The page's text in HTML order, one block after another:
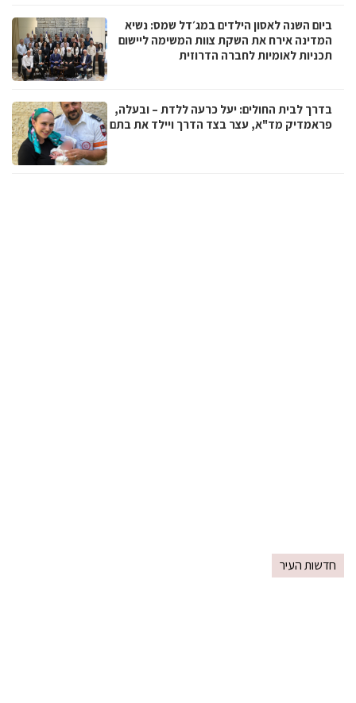
ביום השנה לאסון הילדים במג׳דל שמס: נשיא
המדינה אירח את השקת צוות המשימה ליישום
תכניות לאומיות לחברה הדרוזית
בדרך לבית החולים: יעל כרעה ללדת – ובעלה,
פראמדיק מד"א, עצר בצד הדרך ויילד את בתם
חדשות העיר